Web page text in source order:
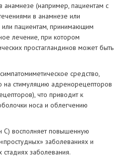
анамнезе (например, пациентам с
в анамнезе или
или пациентам, принимающим
лечение, при котором
простагландинов может быть
средство,
на стимуляцию адренорецепторов
что приводит к
носа и облегчению
С) восполняет повышенную
заболеваниях и
заболевания.